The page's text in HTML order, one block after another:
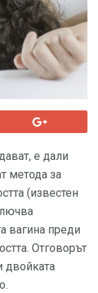
е дали
метода за
(известен
вагина преди
Отговорът
двойката